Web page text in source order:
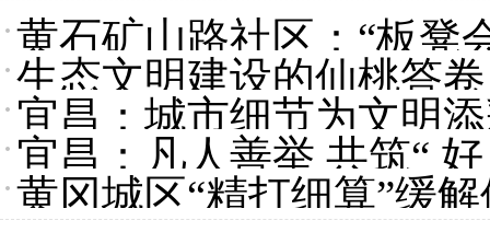
黄石矿山路社区：“板凳
生态文明建设的仙桃答
宜昌：城市细节为文明
宜昌：凡人善举 共筑“
黄冈城区“精打细算”缓